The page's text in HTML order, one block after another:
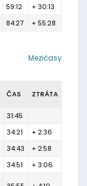
59:12
+ 30:13
84:27 + 55:28
Mezičasy
ČAS ZTRÁTA
31:45
34:21
+ 2:36
34:43
+ 2:58
34:51 + 3:06